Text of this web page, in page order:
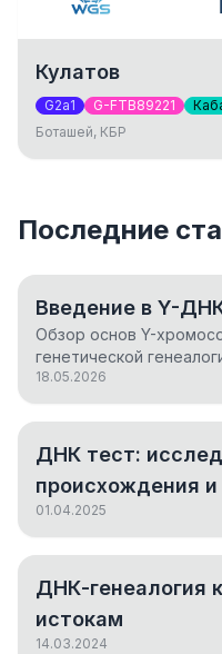
Кулатов
G2a1 G-FTB89221
Боташей, КБР
Последние
Введение в Y-
Обзор основ Y-
генетической
18.05.2026
ДНК тест:
происхождения
01.04.2025
ДНК-генеалогия
истокам
14.03.2024